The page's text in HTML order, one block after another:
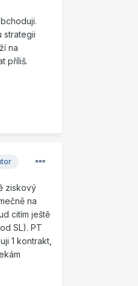
strategii
na
příliš.
ziskový
na
citím ještě
SL). PT
1 kontrakt,